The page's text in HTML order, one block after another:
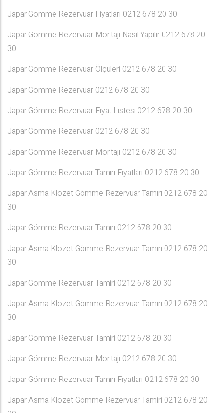
Japar Gömme Rezervuar Fiyatları 0212 678 20 30
Japar Gömme Rezervuar Montajı Nasıl Yapılır 0212 678 20
30
Japar Gömme Rezervuar Ölçüleri 0212 678 20 30
Japar Gömme Rezervuar 0212 678 20 30
Japar Gömme Rezervuar Fiyat Listesi 0212 678 20 30
Japar Gömme Rezervuar 0212 678 20 30
Japar Gömme Rezervuar Montajı 0212 678 20 30
Japar Gömme Rezervuar Tamiri Fiyatları 0212 678 20 30
Japar Asma Klozet Gömme Rezervuar Tamiri 0212 678 20
30
Japar Gömme Rezervuar Tamiri 0212 678 20 30
Japar Asma Klozet Gömme Rezervuar Tamiri 0212 678 20
30
Japar Gömme Rezervuar Tamiri 0212 678 20 30
Japar Asma Klozet Gömme Rezervuar Tamiri 0212 678 20
30
Japar Gömme Rezervuar Tamiri 0212 678 20 30
Japar Gömme Rezervuar Montajı 0212 678 20 30
Japar Gömme Rezervuar Tamiri Fiyatları 0212 678 20 30
Japar Asma Klozet Gömme Rezervuar Tamiri 0212 678 20